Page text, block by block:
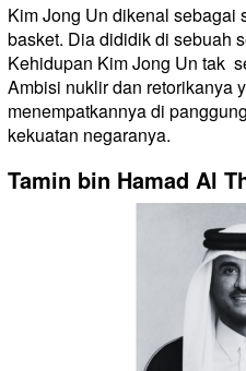
Kim Jong Un dikenal sebagai
basket. Dia dididik di sebuah
Kehidupan Kim Jong Un tak
Ambisi nuklir dan retorikanya
menempatkannya di
kekuatan negaranya.
Tamin bin Hamad Al